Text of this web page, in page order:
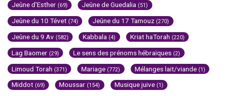
Jeûne d'Esther (69) Jeûne de Guedalia (51)
Jeûne du 10 Tévet (74) Jeûne du 17 Tamouz (270)
Jeûne du 9 Av (582) Kabbala (4) Kriat haTorah (220)
Lag Baomer (29) Le sens des prénoms hébraïques (2)
Limoud Torah (371) Mariage (772) Mélanges lait/viande (1)
Middot (69) Moussar (154) Musique juive (1)